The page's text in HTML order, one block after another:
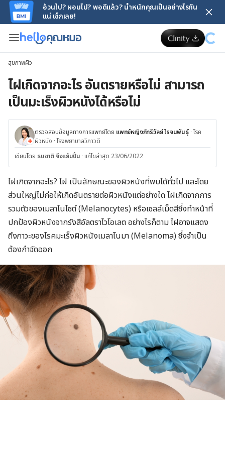
อ้วนไป? ผอมไป? พอดีแล้ว? น้ำหนักคุณเป็นอย่างไรกัน
แน่ เช็กเลย!
สุขภาพผิว
ไฝเกิดจากอะไร อันตรายหรือไม่ สามารถ
เป็นมะเร็งผิวหนังได้หรือไม่
ตรวจสอบข้อมูลทางการแพทย์โดย แพทย์หญิงภัทรีวัลย์ โรจนพันธุ์ ·โรค
ผิวหนัง ·โรงพยาบาลวิภาวดี
เขียนโดย ธนชาติ จึงแย้มปิ่น · แก้ไขล่าสุด 23/06/2022
ไฝเกิดจากอะไร? ไฝ เป็นลักษณะของผิวหนังที่พบได้ทั่วไป และโดย
ส่วนใหญ่ไม่ก่อให้เกิดอันตรายต่อผิวหนังแต่อย่างใด ไฝเกิดจากการ
รวมตัวของเมลาโนไซต์ (Melanocytes) หรือเซลล์เม็ดสีซึ่งทำหน้าที่
ปกป้องผิวหนังจากรังสีอัลตราไวโอเลต อย่างไรก็ตาม ไฝอาจแสดง
ถึงภาวะของโรคมะเร็งผิวหนังเมลาโนมา (Melanoma) ซึ่งจำเป็น
ต้องกำจัดออก